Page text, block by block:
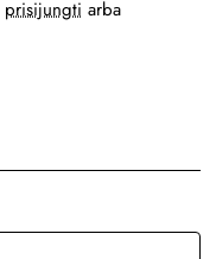
prisijungti arba